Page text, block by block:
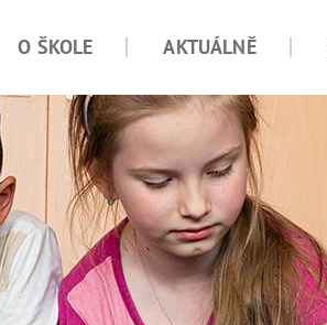
O ŠKOLE AKTUÁLNĚ